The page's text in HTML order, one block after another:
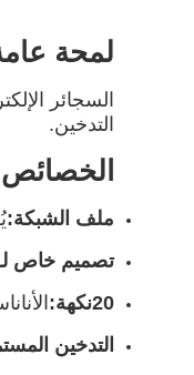
لمحة
التدخين.
الخصائص
ملف الشبكة:
تصميم خاص لـ
20نكهة:
التدخين